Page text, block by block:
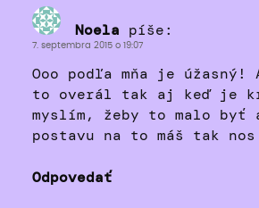
Noela píše:
7. septembra 2015 o 19:07
Ooo podľa mňa je
to overál tak aj keď je
myslím, žeby to malo byť
postavu na to máš tak
Odpovedať